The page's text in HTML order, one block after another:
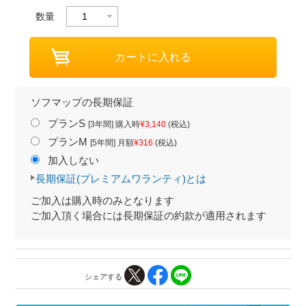
数量
ソフマップの長期保証
プランS [3年間] 購入時¥3,140(税込)
プランM [5年間] 月額¥316 (税込)
加入しない
長期保証(プレミアムワランティ)とは
ご加入は購入時のみとなります
ご加入頂く場合には長期保証の約款が適用されます
シェアする